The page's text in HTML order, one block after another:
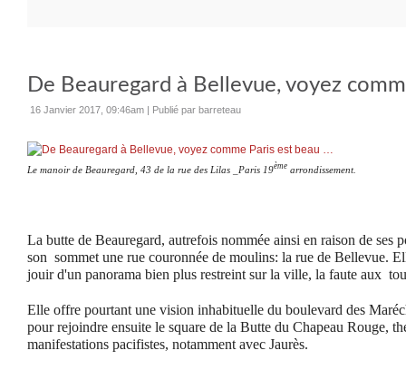
De Beauregard à Bellevue, voyez
16 Janvier 2017, 09:46am | Publié par barreteau
Le manoir de Beauregard, 43 de la rue des Lilas _Paris 19ème arrondissement.
La butte de Beauregard, autrefois nommée ainsi en raison de ses
son sommet une rue couronnée de moulins: la rue de Bellevue.
jouir d'un panorama bien plus restreint sur la ville, la faute aux
Elle offre pourtant une vision inhabituelle du boulevard des
pour rejoindre ensuite le square de la Butte du Chapeau Rouge,
manifestations pacifistes, notamment avec Jaurès.